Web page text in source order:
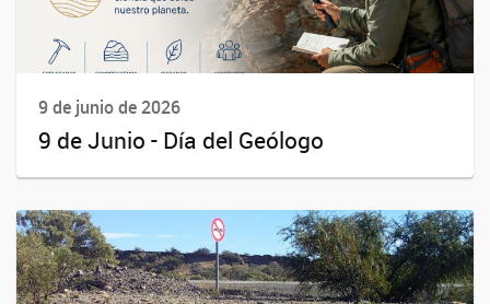
9 de junio de 2026
9 de Junio - Día del Geólogo